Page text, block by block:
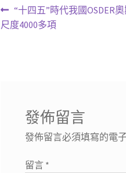
文
章
上
一
“十四五”時代我國OSDER
尺度4000多項
發佈留言
發佈留言必須填寫的電
留言 *